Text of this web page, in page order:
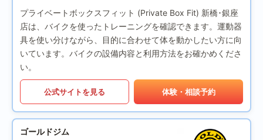
プライベートボックスフィット (Private Box Fit) 新橋･銀座
店は、バイクを使ったトレーニングを確認できます。運動器
具を使い分けながら、目的に合わせて体を動かしたい方に向
いています。バイクの設備内容と利用方法をお確かめくださ
い。
公式サイトを見る 体験・相談予約
ゴールドジム